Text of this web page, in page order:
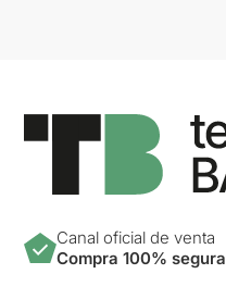
Canal oficial de venta
Compra 100% segura